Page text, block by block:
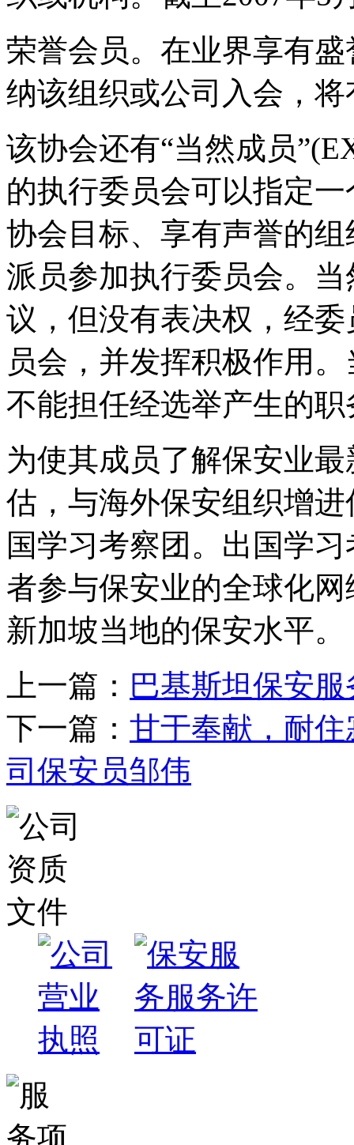
荣誉会员。在业界享有
纳该组织或公司入会，
该协会还有“当然成员
的执行委员会可以指定
协会目标、享有声誉的
派员参加执行委员会。
议，但没有表决权，经
员会，并发挥积极作用
不能担任经选举产生的职
为使其成员了解保安业
估，与海外保安组织增
国学习考察团。出国学
者参与保安业的全球化
新加坡当地的保安水平。
上一篇： 巴基斯坦保安
下一篇： 甘于奉献，耐
司保安员邹伟